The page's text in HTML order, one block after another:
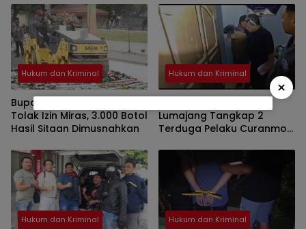
Hukum dan Kriminal
Bupati Lumajang Tegas
Tolak Izin Miras, 3.000 Botol
Hasil Sitaan Dimusnahkan
Hukum dan Kriminal
Lumajang Tangkap 2
Terduga Pelaku Curanmor
Hukum dan Kriminal Hukum dan Kriminal
×